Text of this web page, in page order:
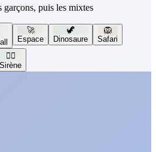
garçons, puis les mixtes
🚀
Espace
🦖
Dinosaure
🦁
Safari
🧜‍♀️
Sirène